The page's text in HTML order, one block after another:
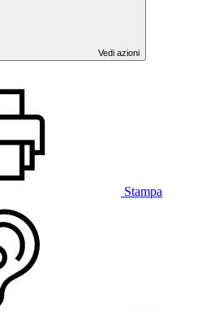
Vedi azioni
Stampa